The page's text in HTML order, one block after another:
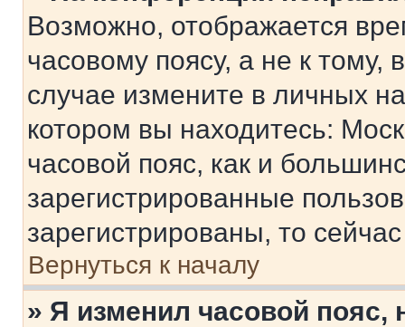
Возможно, отображается
часовому поясу, а не к тому,
случае измените в личных
котором вы находитесь:
часовой пояс, как и
зарегистрированные
зарегистрированы, то
Вернуться к началу
» Я изменил часовой пояс,